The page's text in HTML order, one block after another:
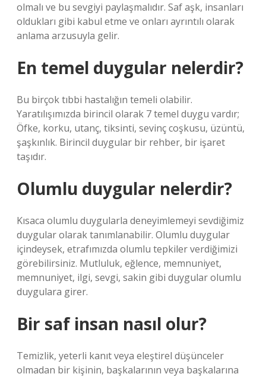
olmalı ve bu sevgiyi paylaşmalıdır. Saf aşk, insanları
oldukları gibi kabul etme ve onları ayrıntılı olarak
anlama arzusuyla gelir.
En temel duygular nelerdir?
Bu birçok tıbbi hastalığın temeli olabilir.
Yaratılışımızda birincil olarak 7 temel duygu vardır;
Öfke, korku, utanç, tiksinti, sevinç coşkusu, üzüntü,
şaşkınlık. Birincil duygular bir rehber, bir işaret
taşıdır.
Olumlu duygular nelerdir?
Kısaca olumlu duygularla deneyimlemeyi sevdiğimiz
duygular olarak tanımlanabilir. Olumlu duygular
içindeysek, etrafımızda olumlu tepkiler verdiğimizi
görebilirsiniz. Mutluluk, eğlence, memnuniyet,
memnuniyet, ilgi, sevgi, sakin gibi duygular olumlu
duygulara girer.
Bir saf insan nasıl olur?
Temizlik, yeterli kanıt veya eleştirel düşünceler
olmadan bir kişinin, başkalarının veya başkalarına